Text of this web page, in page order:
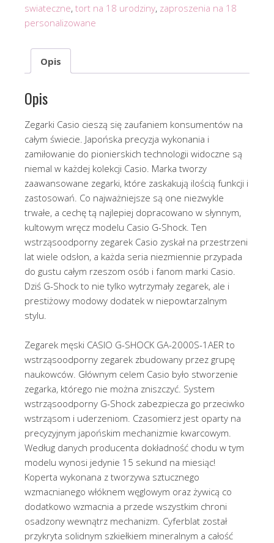
swiateczne, tort na 18 urodziny, zaproszenia na 18
personalizowane
Opis
Opis
Zegarki Casio cieszą się zaufaniem konsumentów na
całym świecie. Japońska precyzja wykonania i
zamiłowanie do pionierskich technologii widoczne są
niemal w każdej kolekcji Casio. Marka tworzy
zaawansowane zegarki, które zaskakują ilością funkcji i
zastosowań. Co najważniejsze są one niezwykle
trwałe, a cechę tą najlepiej dopracowano w słynnym,
kultowym wręcz modelu Casio G-Shock. Ten
wstrząsoodporny zegarek Casio zyskał na przestrzeni
lat wiele odsłon, a każda seria niezmiennie przypada
do gustu całym rzeszom osób i fanom marki Casio.
Dziś G-Shock to nie tylko wytrzymały zegarek, ale i
prestiżowy modowy dodatek w niepowtarzalnym
stylu.
Zegarek męski CASIO G-SHOCK GA-2000S-1AER to
wstrząsoodporny zegarek zbudowany przez grupę
naukowców. Głównym celem Casio było stworzenie
zegarka, którego nie można zniszczyć. System
wstrząsoodporny G-Shock zabezpiecza go przeciwko
wstrząsom i uderzeniom. Czasomierz jest oparty na
precyzyjnym japońskim mechanizmie kwarcowym.
Według danych producenta dokładność chodu w tym
modelu wynosi jedynie 15 sekund na miesiąc!
Koperta wykonana z tworzywa sztucznego
wzmacnianego włóknem węglowym oraz żywicą co
dodatkowo wzmacnia a przede wszystkim chroni
osadzony wewnątrz mechanizm. Cyferblat został
przykryta solidnym szkiełkiem mineralnym a całość